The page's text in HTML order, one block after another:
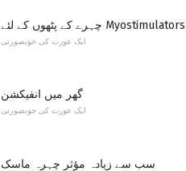
چہرے کے پٹھوں کے لئے Myostimulators
ایک عورت کی خوبصورتی
گھر میں انفیکشن
ایک عورت کی خوبصورتی
سب سے زیادہ مؤثر چہرہ ماسک